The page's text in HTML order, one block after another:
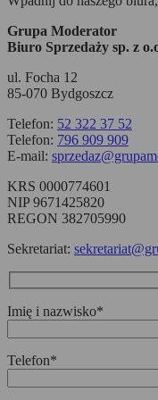
Grupa Moderator
Biuro Sprzedaży sp. z
ul. Focha 12
85-070 Bydgoszcz
Telefon: 52 322 37 52
Telefon: 796 909 909
E-mail:
KRS 0000774601
NIP 9671425820
REGON 382705990
Sekretariat:
Imię i nazwisko*
Telefon*